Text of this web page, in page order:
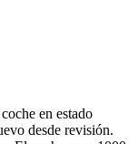
en estado
desde revisión.
El coche pesa 1000
de cambios